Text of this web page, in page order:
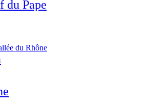
du Pape
du Rhône